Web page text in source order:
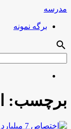
مدرسه
برگه نمونه
search
برچسب: